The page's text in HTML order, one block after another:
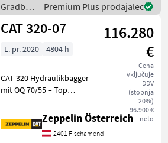
Gradbeni
stroji /
CAT
Premium Plus prodajalec
CAT 320-07
116.280
€
Cena
vključuje
DDV
(stopnja
20%)
96.900 €
neto
L. pr. 2020 4804 h
CAT 320 Hydraulikbagger
mit OQ 70/55 – Top
verfügbar (English below).
Letzter Service bei 4.619
Betriebsstunden
Zeppelin Österreich
2401 Fischamend